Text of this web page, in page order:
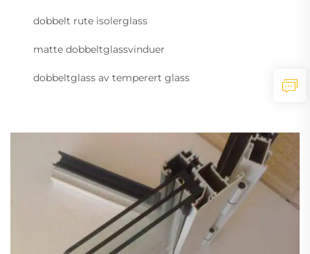
dobbelt rute isolerglass
matte dobbeltglassvinduer
dobbeltglass av temperert glass